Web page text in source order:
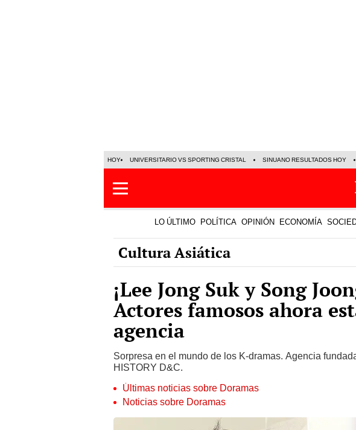
HOY UNIVERSITARIO VS SPORTING CRISTAL SINUANO RESULTADOS HOY
LO ÚLTIMO POLÍTICA OPINIÓN ECONOMÍA
Cultura Asiática
¡Lee Jong Suk y Song
Actores famosos ahora
agencia
Sorpresa en el mundo de los K-dramas. Agencia
HISTORY D&C.
Últimas noticias sobre Doramas
Noticias sobre Doramas